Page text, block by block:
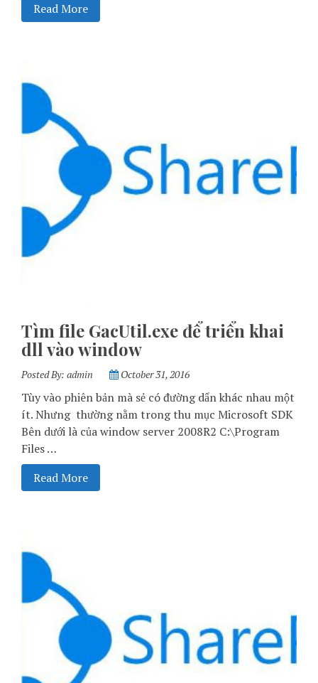
Read More
Tìm file GacUtil.exe để triển khai
dll vào window
Posted By: admin October 31, 2016
Tùy vào phiên bản mà sẻ có đường dẩn khác nhau một
ít. Nhưng thường nằm trong thu mục Microsoft SDK
Bên dưới là của window server 2008R2 C:\Program
Files …
Read More